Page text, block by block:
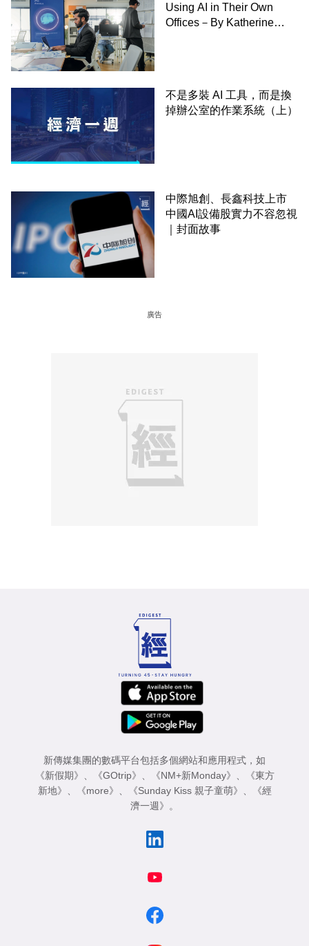
Using AI in Their Own
Offices－By Katherine
不是多裝 AI 工具，而是換
掉辦公室的作業系統（上）
中際旭創、長鑫科技上市
中國AI設備股實力不容忽視
｜封面故事
廣告
新傳媒集團的數碼平台包括多個網站和應用程式，如
《新假期》
《GOtrip》 《NM+新Monday》
《東方
新地》
《more》 《Sunday Kiss 親子童萌》
《經
濟一週》
。